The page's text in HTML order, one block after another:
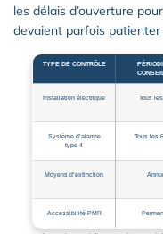
les délais d’ouverture
devaient parfois patienter
TYPE DE CONTRÔLE
Installation électrique Tous
Système d’alarme
type 4
Tous les
Moyens d’extinction
Accessibilité PMR